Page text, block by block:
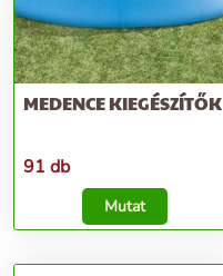
MEDENCE KIEGÉSZÍTŐK
91 db
Mutat